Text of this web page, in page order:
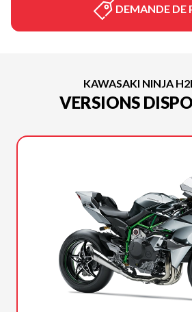
DEMANDE DE
KAWASAKI NINJA
VERSIONS